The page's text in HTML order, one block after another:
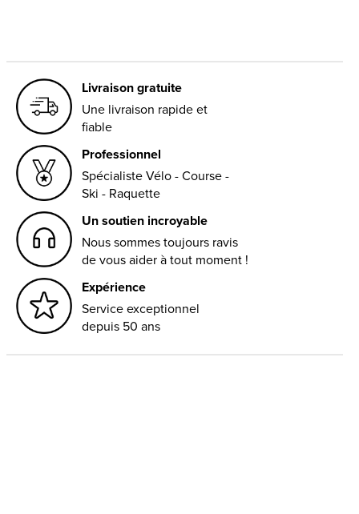
Livraison gratuite
Une livraison rapide et
fiable
Professionnel
Spécialiste Vélo - Course -
Ski - Raquette
Un soutien incroyable
Nous sommes toujours ravis
de vous aider à tout moment !
Expérience
Service exceptionnel
depuis 50 ans